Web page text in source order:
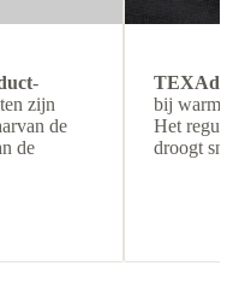
-
zijn
de
de
TEXAdri
bij warmer
Het
droogt